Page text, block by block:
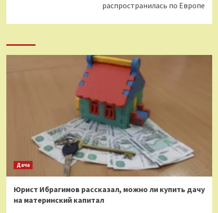
распространилась по Европе
Дача
Юрист Ибрагимов рассказал, можно ли купить дачу
на материнский капитал